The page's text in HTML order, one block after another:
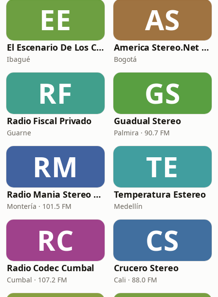
EE
El Escenario De Los Clásicos
Ibagué
AS
America Stereo.Net Baladas Románticas
Bogotá
RF
Radio Fiscal Privado
Guarne
GS
Guadual Stereo
Palmira · 90.7 FM
RM
Radio Mania Stereo Col
Montería · 101.5 FM
TE
Temperatura Estereo
Medellín
RC
Radio Codec Cumbal
Cumbal · 107.2 FM
CS
Crucero Stereo
Cali · 88.0 FM